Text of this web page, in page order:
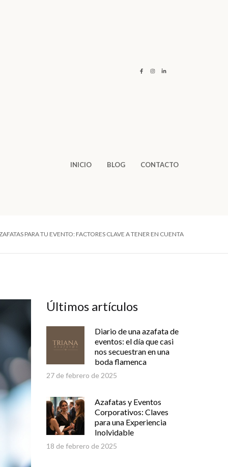
INICIO BLOG CONTACTO
PARA TU EVENTO: FACTORES CLAVE A TENER EN CUENTA
Últimos artículos
Diario de una azafata de
eventos: el día que casi
nos secuestran en una
boda flamenca
27 de febrero de 2025
Azafatas y Eventos
Corporativos: Claves
para una Experiencia
Inolvidable
18 de febrero de 2025